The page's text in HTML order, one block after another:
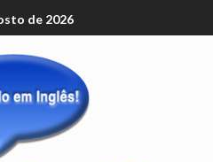
de 2026